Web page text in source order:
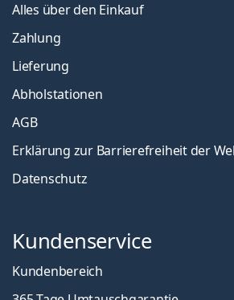
Alles über den Einkauf
Zahlung
Lieferung
Abholstationen
AGB
Erklärung zur Barrierefreiheit der
Datenschutz
Kundenservice
Kundenbereich